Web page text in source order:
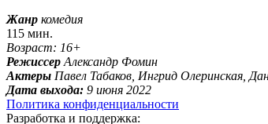
Жанр комедия
115 мин.
Возраст: 16+
Режиссер Александр Фомин
Актеры Павел Табаков, Ингрид Олеринская,
Дата выхода: 9 июня 2022
Политика конфиденциальности
Разработка и поддержка: